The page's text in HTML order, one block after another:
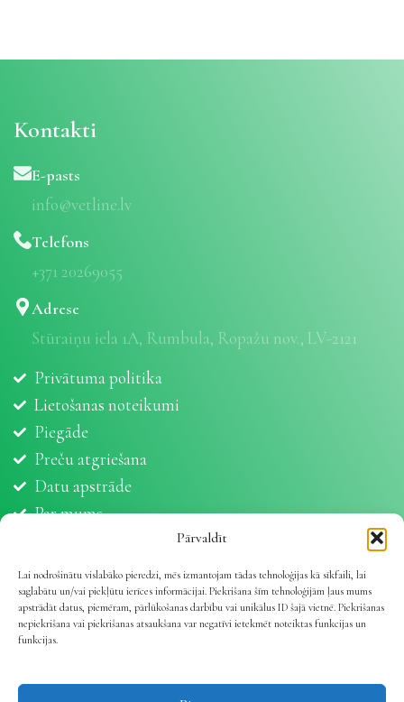
Pārvaldīt
Lai nodrošinātu vislabāko pieredzi, mēs izmantojam tādas tehnoloģijas kā sīkfaili, lai
saglabātu un/vai piekļūtu ierīces informācijai. Piekrišana šīm tehnoloģijām ļaus mums
apstrādāt datus, piemēram, pārlūkošanas darbību vai unikālus ID šajā vietnē. Piekrišanas
nepiekrišana vai piekrišanas atsaukšana var negatīvi ietekmēt noteiktas funkcijas un
funkcijas.
Kontakti
E-pasts
info@vetline.lv
Telefons
+371 20269055
Adrese
Stūraiņu iela 1A, Rumbula, Ropažu nov., LV-2121
Privātuma politika
Lietošanas noteikumi
Piegāde
Preču atgriešana
Datu apstrāde
Par mums
Sīkdatnes